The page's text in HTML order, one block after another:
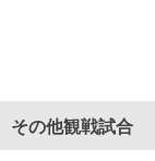
その他観戦試合